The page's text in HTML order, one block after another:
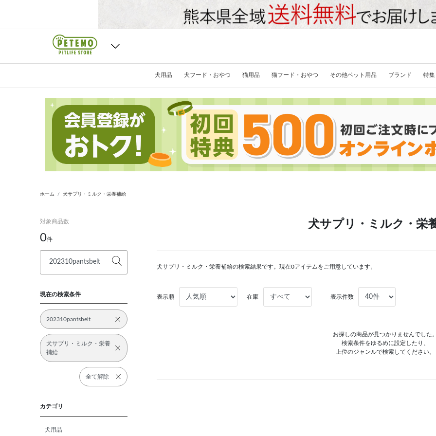
犬用品 犬フード・おやつ 猫用品 猫フード・おやつ その他ペット用品 ブランド 特集
ホーム 犬サプリ・ミルク・栄養補給
対象商品数
0件
現在の検索条件
202310pantsbelt
犬サプリ・ミルク・栄養
補給
全て解除
カテゴリ
犬用品
犬サプリ・ミルク・栄
犬サプリ・ミルク・栄養補給の検索結果です。現在0アイテムをご用意しています。
表示順 在庫 表示件数
お探しの商品が見つかりませんでした。
検索条件をゆるめに設定したり、
上位のジャンルで検索してください。